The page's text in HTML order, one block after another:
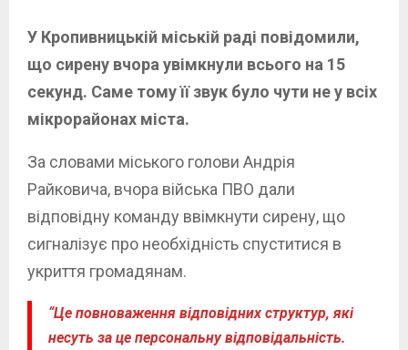
У Кропивницькій міській раді повідомили,
що сирену вчора увімкнули всього на 15
секунд. Саме тому її звук було чути не у всіх
мікрорайонах міста.
За словами міського голови Андрія
Райковича, вчора війська ПВО дали
відповідну команду ввімкнути сирену, що
сигналізує про необхідність спуститися в
укриття громадянам.
“Це повноваження відповідних структур, які
несуть за це персональну відповідальність.